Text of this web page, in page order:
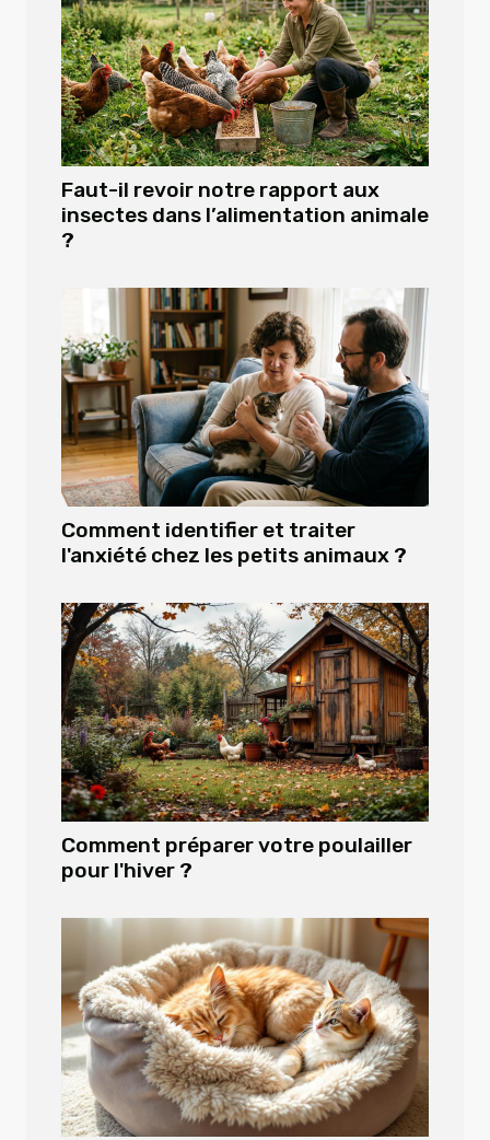
Faut-il revoir notre rapport aux
insectes dans l’alimentation animale
?
Comment identifier et traiter
l'anxiété chez les petits animaux ?
Comment préparer votre poulailler
pour l'hiver ?